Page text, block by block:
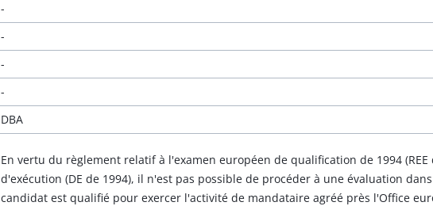
-
-
-
-
DBA
En vertu du règlement relatif à l'examen européen de qualification de 1994
d'exécution (DE de 1994), il n'est pas possible de procéder à une évaluation
candidat est qualifié pour exercer l'activité de mandataire agréé près l'Office